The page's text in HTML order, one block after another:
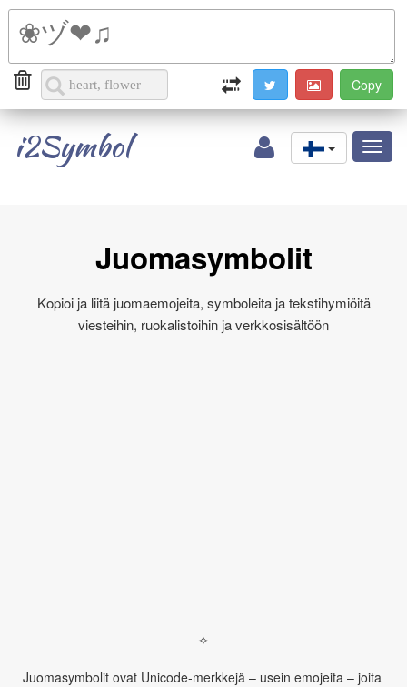
i2Symbol
Juomasymbolit
Kopioi ja liitä juomaemojeita, symboleita ja tekstihymiöitä
viesteihin, ruokalistoihin ja verkkosisältöön
✧
Juomasymbolit ovat Unicode‑merkkejä – usein emojeita – joita